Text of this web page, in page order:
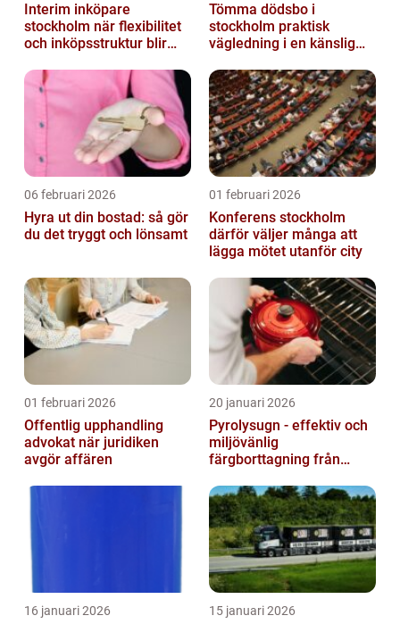
Interim inköpare
stockholm när flexibilitet
och inköpsstruktur blir
Tömma dödsbo i
stockholm praktisk
vägledning i en känslig
06 februari 2026
Hyra ut din bostad: så gör
du det tryggt och lönsamt
01 februari 2026
Konferens stockholm
därför väljer många att
lägga mötet utanför city
01 februari 2026
Offentlig upphandling
advokat när juridiken
avgör affären
20 januari 2026
Pyrolysugn - effektiv och
miljövänlig
färgborttagning från
16 januari 2026 15 januari 2026